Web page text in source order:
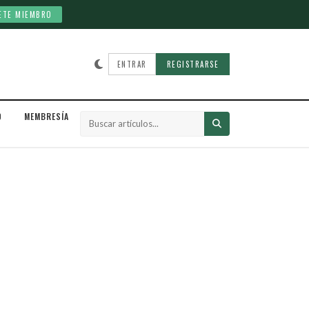
MIEMBRO
ENTRAR REGISTRARSE
MEMBRESÍA